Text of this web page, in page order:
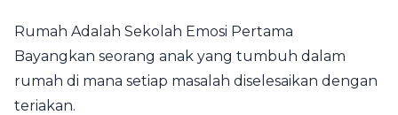
Rumah Adalah Sekolah Emosi Pertama
Bayangkan seorang anak yang tumbuh dalam
rumah di mana setiap masalah diselesaikan dengan
teriakan.